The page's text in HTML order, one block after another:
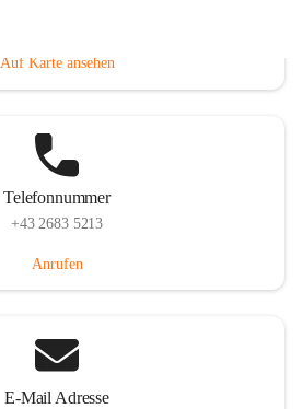
Auf Karte ansehen
Telefonnummer
+43 2683 5213
Anrufen
E-Mail Adresse